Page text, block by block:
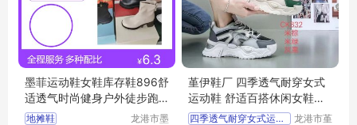
墨菲运动鞋女鞋库存鞋896舒
适透气时尚健身户外徒步跑
步
地摊鞋
龙港市墨
堇伊鞋厂 四季透气耐穿女式
运动鞋 舒适百搭休闲女鞋批
发
四季透气耐穿女式运动鞋
龙港市堇